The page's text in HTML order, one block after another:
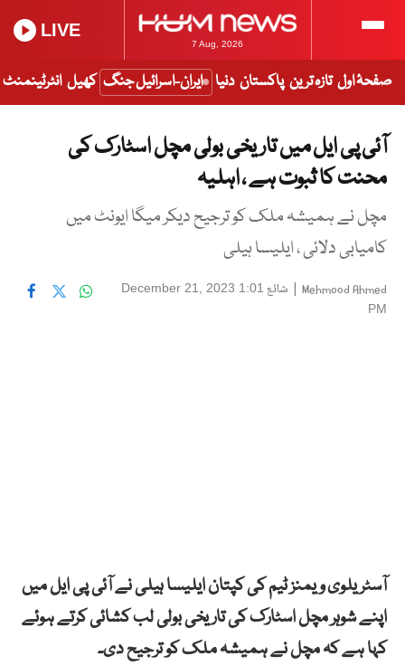
7 Aug, 2026
LIVE
صفحۂ اول تازہ ترین پاکستان دنیا ایران-اسرائیل جنگ کھیل انٹرٹینمنٹ
آئی پی ایل میں تاریخی بولی مچل اسٹارک کی
محنت کا ثبوت ہے ، اہلیہ
مچل نے ہمیشہ ملک کو ترجیح دیکر میگا ایونٹ میں
کامیابی دلائی ، ایلیسا ہیلی
Mehmood Ahmed
| شائع December 21, 2023 1:01
PM
آسٹریلوی ویمنز ٹیم کی کپتان ایلیسا ہیلی نے آئی پی ایل میں
اپنے شوہر مچل اسٹارک کی تاریخی بولی لب کشائی کرتے ہوئے
کہا ہے کہ مچل نے ہمیشہ ملک کو ترجیح دی۔